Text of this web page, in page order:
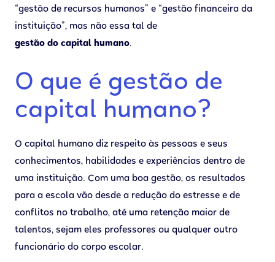
“gestão de recursos humanos” e “gestão financeira da
instituição”, mas não essa tal de
gestão do capital humano.
O que é gestão de
capital humano?
O capital humano diz respeito às pessoas e seus
conhecimentos, habilidades e experiências dentro de
uma instituição. Com uma boa gestão, os resultados
para a escola vão desde a redução do estresse e de
conflitos no trabalho, até uma retenção maior de
talentos, sejam eles professores ou qualquer outro
funcionário do corpo escolar.